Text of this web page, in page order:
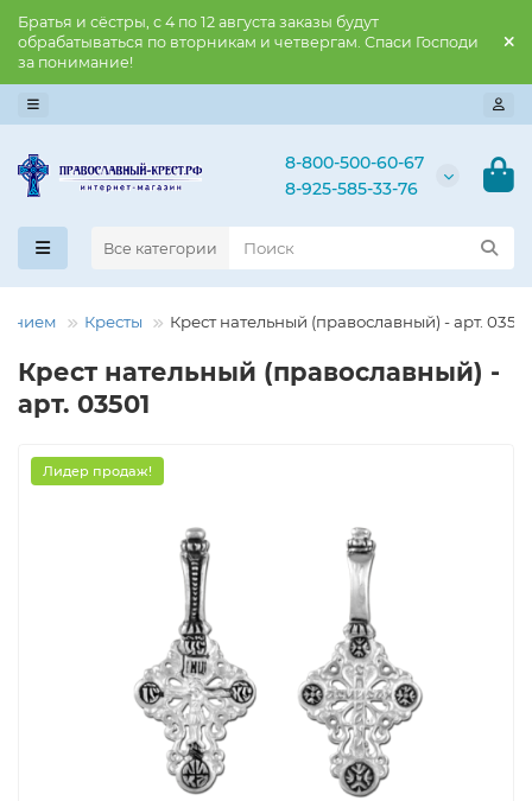
Братья и сёстры, с 4 по 12 августа заказы будут
обрабатываться по вторникам и четвергам. Спаси Господи
за понимание!
8-800-500-60-67
8-925-585-33-76
Все категории
Кресты Крест нательный (православный) - арт. 03501
Крест нательный (православный) -
арт. 03501
Лидер продаж!